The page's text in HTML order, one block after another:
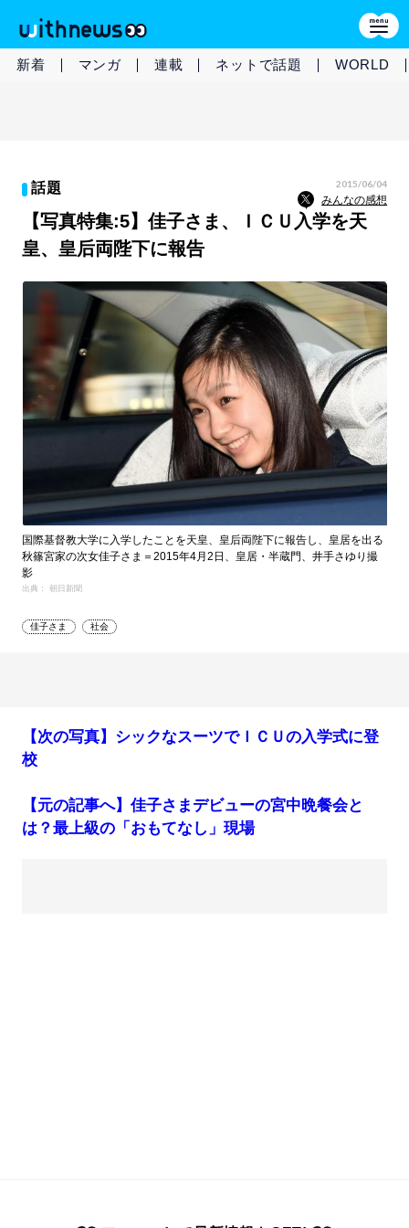
新着 マンガ 連載 ネットで話題 WORLD
話題 2015/06/04
みんなの感想
【写真特集:5】佳子さま、ＩＣＵ入学を天
皇、皇后両陛下に報告
国際基督教大学に入学したことを天皇、皇后両陛下に報告し、皇居を出る
秋篠宮家の次女佳子さま＝2015年4月2日、皇居・半蔵門、井手さゆり撮
影
出典： 朝日新聞
佳子さま 社会
【次の写真】シックなスーツでＩＣＵの入学式に登
校
【元の記事へ】佳子さまデビューの宮中晩餐会と
は？最上級の「おもてなし」現場